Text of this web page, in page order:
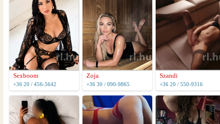
Sexboom
+36 20 / 456-5642
Zoja
+36 30 / 090-9865
Szandi
+36 20 / 550-9316